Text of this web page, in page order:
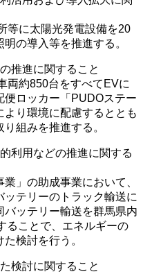
等に太陽光発電設備を20
の導入等を推進する。
推進に関すること
両約850台をすべてEVに
ロッカー「PUDOステー
り環境に配慮するととも
組みを推進する。
利用などの推進に関する
」の助成事業において、
テリーのトラック輸送に
バッテリー輸送を群馬県内
ることで、エネルギーの
検討を行う。
検討に関すること